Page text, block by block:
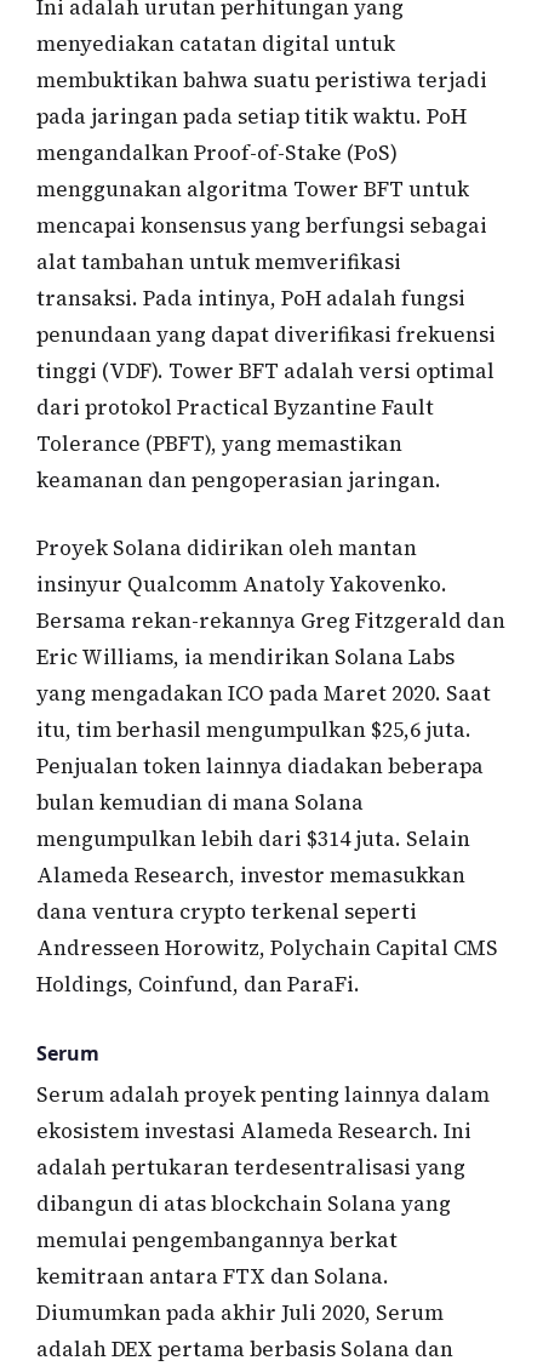
Ini adalah urutan perhitungan yang
menyediakan catatan digital untuk
membuktikan bahwa suatu peristiwa terjadi
pada jaringan pada setiap titik waktu. PoH
mengandalkan Proof-of-Stake (PoS)
menggunakan algoritma Tower BFT untuk
mencapai konsensus yang berfungsi sebagai
alat tambahan untuk memverifikasi
transaksi. Pada intinya, PoH adalah fungsi
penundaan yang dapat diverifikasi frekuensi
tinggi (VDF). Tower BFT adalah versi optimal
dari protokol Practical Byzantine Fault
Tolerance (PBFT), yang memastikan
keamanan dan pengoperasian jaringan.
Proyek Solana didirikan oleh mantan
insinyur Qualcomm Anatoly Yakovenko.
Bersama rekan-rekannya Greg Fitzgerald dan
Eric Williams, ia mendirikan Solana Labs
yang mengadakan ICO pada Maret 2020. Saat
itu, tim berhasil mengumpulkan $25,6 juta.
Penjualan token lainnya diadakan beberapa
bulan kemudian di mana Solana
mengumpulkan lebih dari $314 juta. Selain
Alameda Research, investor memasukkan
dana ventura crypto terkenal seperti
Andresseen Horowitz, Polychain Capital CMS
Holdings, Coinfund, dan ParaFi.
Serum
Serum adalah proyek penting lainnya dalam
ekosistem investasi Alameda Research. Ini
adalah pertukaran terdesentralisasi yang
dibangun di atas blockchain Solana yang
memulai pengembangannya berkat
kemitraan antara FTX dan Solana.
Diumumkan pada akhir Juli 2020, Serum
adalah DEX pertama berbasis Solana dan